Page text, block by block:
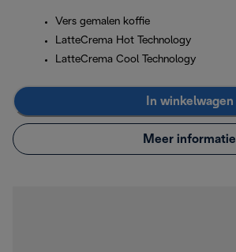
Vers gemalen koffie
LatteCrema Hot Technology
LatteCrema Cool Technology
In winkelwagen
Meer informatie